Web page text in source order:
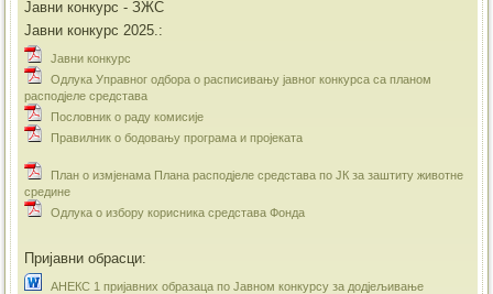
Јавни конкурс - ЗЖС
Јавни конкурс 2025.:
Jавни конкурс
Одлука Управног одбора о расписивању јавног конкурса са планом
расподјеле средстава
Пословник о раду комисије
Правилник о бодовању програма и пројеката
План о измјенама Плана расподјеле средстава по ЈК за заштиту животне
средине
Одлука о избору корисника средстава Фонда
Пријавни обрасци:
АНЕКС 1 пријавних образаца по Јавном конкурсу за додјељивање